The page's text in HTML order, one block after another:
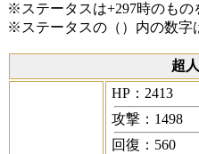
※ステータスは+297時のもの
※ステータスの（）内の数字
超
HP：2413
攻撃：1498
回復：560